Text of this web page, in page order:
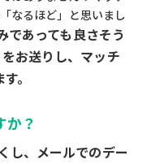
なるほど」と思いまし
であっても良さそう
お送りし、マッチ
。
か？
し、メールでのデー